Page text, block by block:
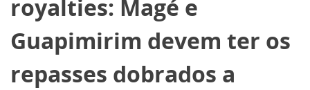
Cidades
Política
Nacional
Opinião
royalties: Magé e
Guapimirim devem ter os
repasses dobrados a